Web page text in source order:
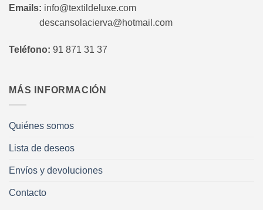
Emails: info@textildeluxe.com
descansolacierva@hotmail.com
Teléfono: 91 871 31 37
MÁS INFORMACIÓN
Quiénes somos
Lista de deseos
Envíos y devoluciones
Contacto